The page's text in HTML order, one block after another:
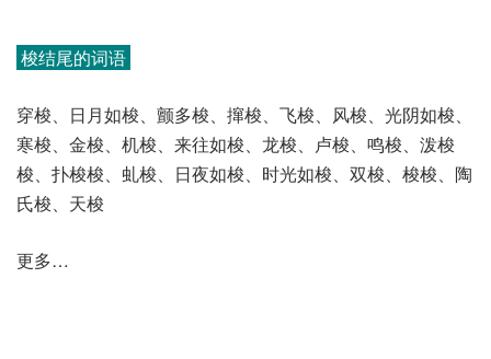
梭结尾的词语
穿梭、日月如梭、颤多梭、撺梭、飞梭、风梭、光阴如梭、
寒梭、金梭、机梭、来往如梭、龙梭、卢梭、鸣梭、泼梭
梭、扑梭梭、虬梭、日夜如梭、时光如梭、双梭、梭梭、陶
氏梭、天梭
更多…